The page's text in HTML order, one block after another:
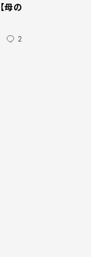
母の
2